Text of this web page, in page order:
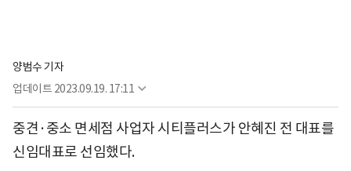
양범수 기자
업데이트 2023.09.19. 17:11
중견·중소 면세점 사업자 시티플러스가 안혜진 전 대표를
신임대표로 선임했다.